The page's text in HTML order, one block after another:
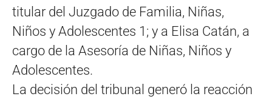
titular del Juzgado de Familia, Niñas,
Niños y Adolescentes 1; y a Elisa Catán, a
cargo de la Asesoría de Niñas, Niños y
Adolescentes.
La decisión del tribunal generó la reacción